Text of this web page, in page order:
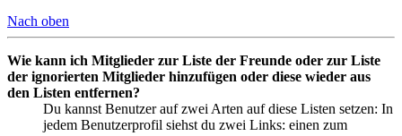
Nach oben
Wie kann ich Mitglieder zur Liste der Freunde oder zur Liste
der ignorierten Mitglieder hinzufügen oder diese wieder aus
den Listen entfernen?
Du kannst Benutzer auf zwei Arten auf diese Listen setzen: In
jedem Benutzerprofil siehst du zwei Links: einen zum